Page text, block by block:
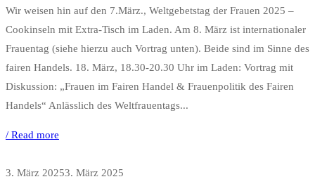
Wir weisen hin auf den 7.März., Weltgebetstag der Frauen 2025 –
Cookinseln mit Extra-Tisch im Laden. Am 8. März ist internationaler
Frauentag (siehe hierzu auch Vortrag unten). Beide sind im Sinne des
fairen Handels. 18. März, 18.30-20.30 Uhr im Laden: Vortrag mit
Diskussion: „Frauen im Fairen Handel & Frauenpolitik des Fairen
Handels“ Anlässlich des Weltfrauentags...
/ Read more
3. März 20253. März 2025